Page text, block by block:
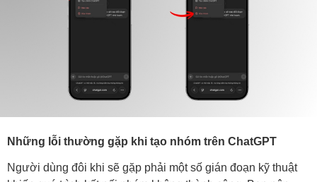
Những lỗi thường gặp khi tạo nhóm trên ChatGPT
Người dùng đôi khi sẽ gặp phải một số gián đoạn kỹ thuật